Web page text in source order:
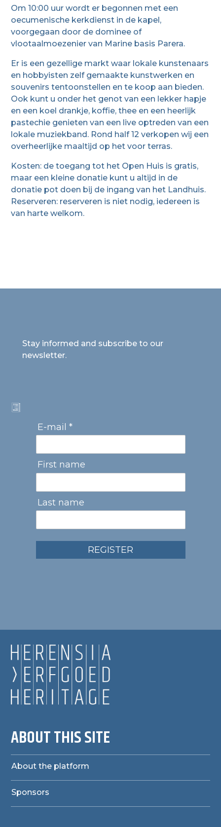
Om 10:00 uur wordt er begonnen met een
oecumenische kerkdienst in de kapel,
voorgegaan door de dominee of
vlootaalmoezenier van Marine basis Parera.
Er is een gezellige markt waar lokale kunstenaars
en hobbyisten zelf gemaakte kunstwerken en
souvenirs tentoonstellen en te koop aan bieden.
Ook kunt u onder het genot van een lekker hapje
en een koel drankje, koffie, thee en een heerlijk
pastechie genieten van een live optreden van een
lokale muziekband. Rond half 12 verkopen wij een
overheerlijke maaltijd op het voor terras.
Kosten: de toegang tot het Open Huis is gratis,
maar een kleine donatie kunt u altijd in de
donatie pot doen bij de ingang van het Landhuis.
Reserveren: reserveren is niet nodig, iedereen is
van harte welkom.
Stay informed and subscribe to our
newsletter.
E-mail *
First name
Last name
REGISTER
ABOUT THIS SITE
About the platform
Sponsors